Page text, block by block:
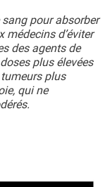
sang pour absorber
médecins d’éviter
des agents de
plus élevées
plus
qui ne